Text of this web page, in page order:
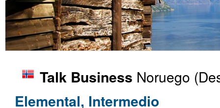
Talk Business Noruego
Elemental, Intermedio